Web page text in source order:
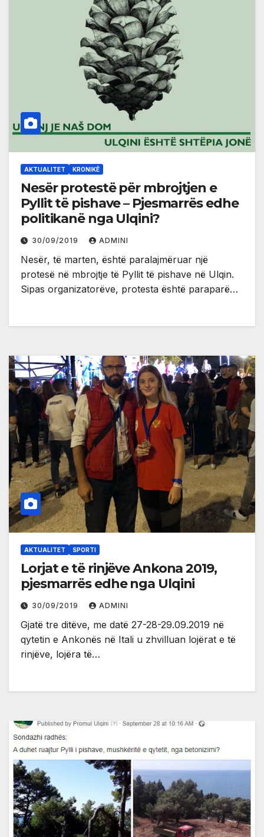
AKTUALITET KRONIKË
Nesër protestë për mbrojtjen e
Pyllit të pishave – Pjesmarrës edhe
politikanë nga Ulqini?
30/09/2019 ADMINI
Nesër, të marten, është paralajmëruar një
protesë në mbrojtje të Pyllit të pishave në Ulqin.
Sipas organizatorëve, protesta është paraparë…
AKTUALITET SPORTI
Lorjat e të rinjëve Ankona 2019,
pjesmarrës edhe nga Ulqini
30/09/2019 ADMINI
Gjatë tre ditëve, me datë 27-28-29.09.2019 në
qytetin e Ankonës në Itali u zhvilluan lojërat e të
rinjëve, lojëra të…